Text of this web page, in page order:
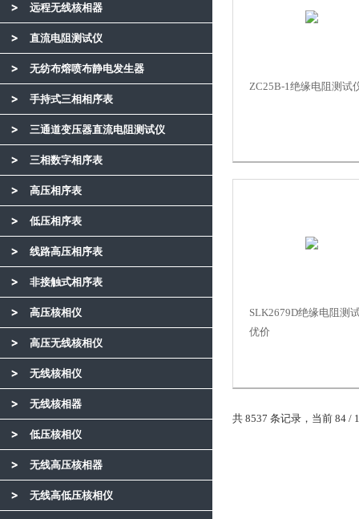
远程无线核相器
直流电阻测试仪
无纺布熔喷布静电发生器
手持式三相相序表
三通道变压器直流电阻测试仪
三相数字相序表
高压相序表
低压相序表
线路高压相序表
非接触式相序表
高压核相仪
高压无线核相仪
无线核相仪
无线核相器
低压核相仪
无线高压核相器
无线高低压核相仪
ZC25B-1绝缘电阻测试
SLK2679D绝缘电阻测
优价
共 8537 条记录，当前 84 /